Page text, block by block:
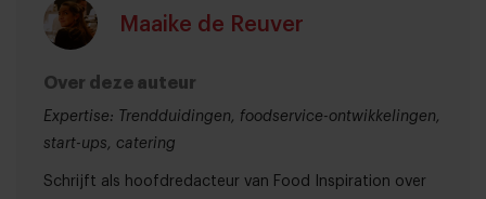
Maaike de Reuver
Over deze auteur
Expertise: Trendduidingen, foodservice-ontwikkelingen,
start-ups, catering
Schrijft als hoofdredacteur van Food Inspiration over